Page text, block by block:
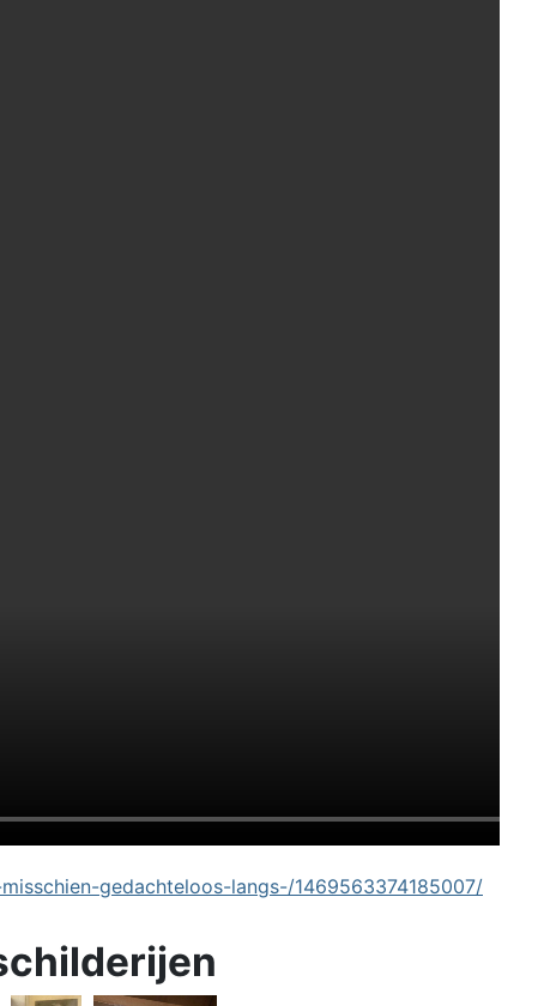
gedachteloos-langs-/1469563374185007/